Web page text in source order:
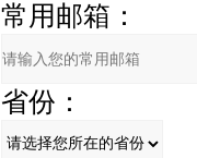
常用邮箱：
省份：